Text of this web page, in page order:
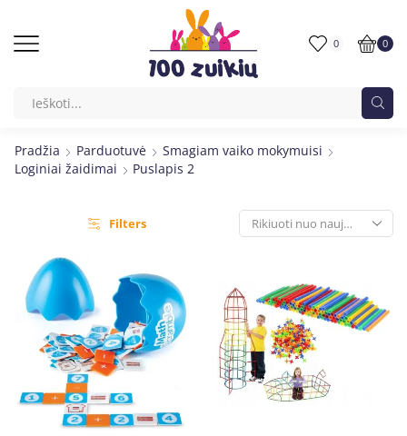
0 0
Pradžia Parduotuvė
Smagiam vaiko mokymuisi
Loginiai žaidimai
Puslapis 2
Filters